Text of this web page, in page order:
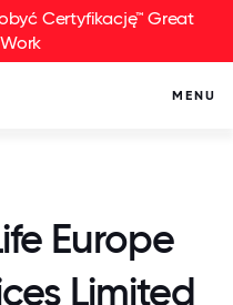
Certyfikację™ Great
MENU
Europe
Limited